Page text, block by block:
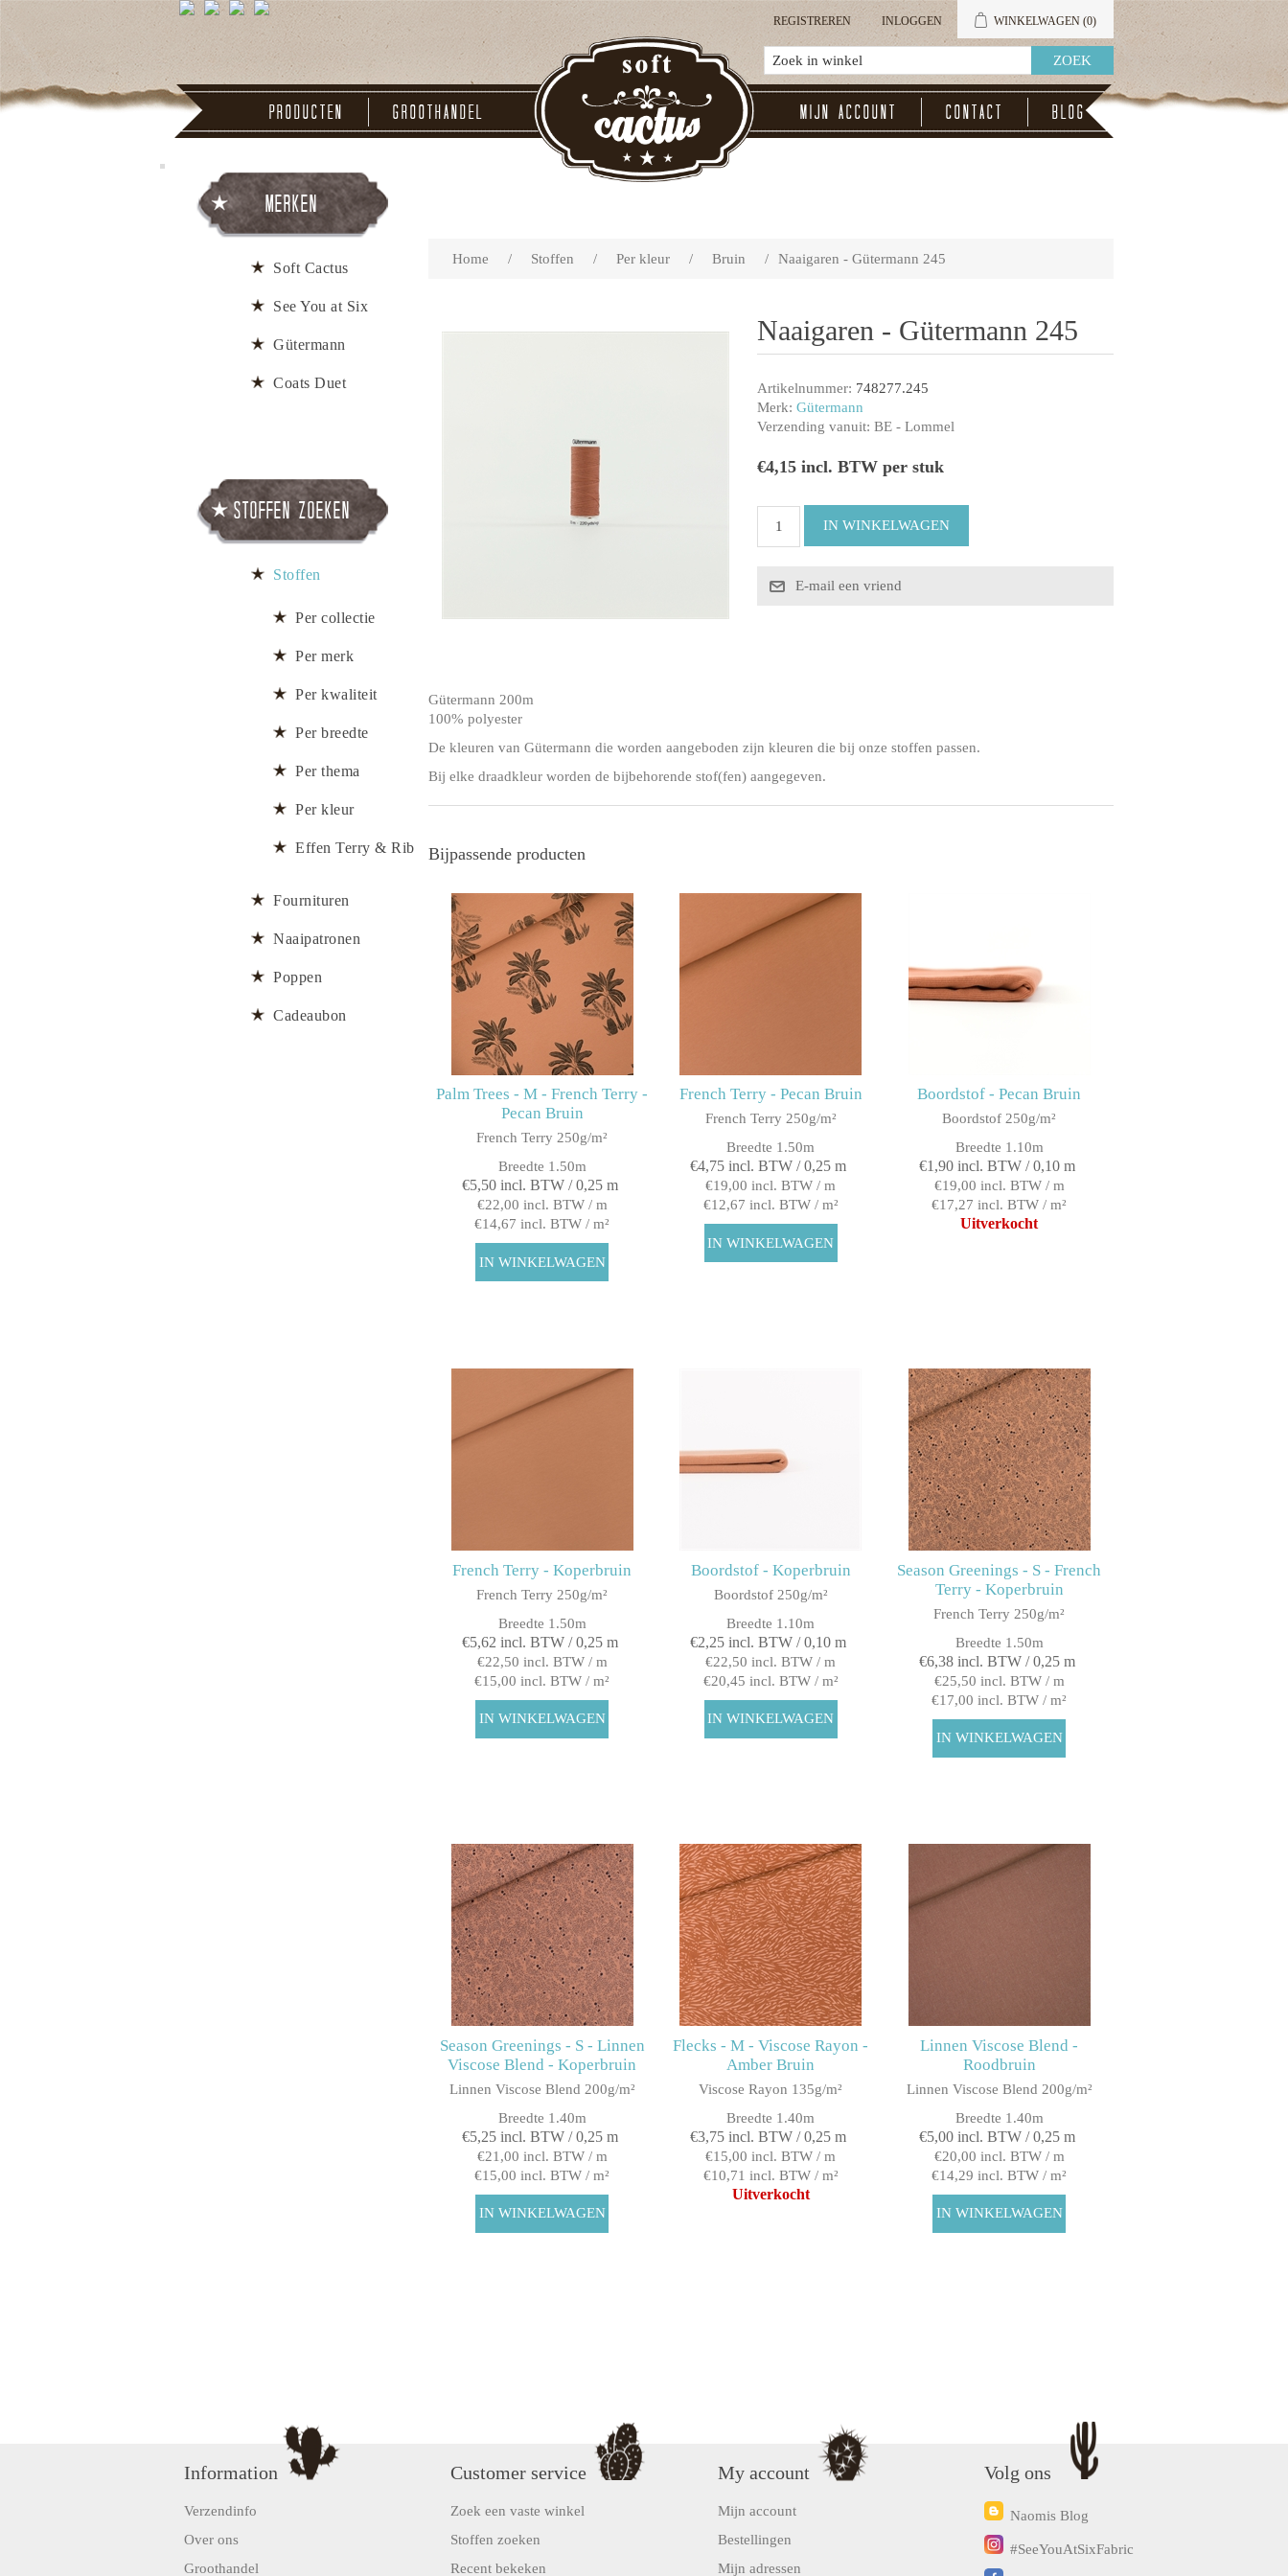
REGISTREREN INLOGGEN WINKELWAGEN (0)
Producten Groothandel Mijn account Contact Blog
Home / Stoffen / Per kleur / Bruin / Naaigaren - Gütermann 245
Naaigaren - Gütermann 245
Artikelnummer: 748277.245
Merk: Gütermann
Verzending vanuit: BE - Lommel
€4,15 incl. BTW per stuk
Gütermann 200m
100% polyester
De kleuren van Gütermann die worden aangeboden zijn kleuren die bij onze stoffen passen.
Bij elke draadkleur worden de bijbehorende stof(fen) aangegeven.
Bijpassende producten
Palm Trees - M - French Terry -
Pecan Bruin
French Terry 250g/m²
Breedte 1.50m
€5,50 incl. BTW / 0,25 m
€22,00 incl. BTW / m
€14,67 incl. BTW / m²
French Terry - Pecan Bruin
French Terry 250g/m²
Breedte 1.50m
€4,75 incl. BTW / 0,25 m
€19,00 incl. BTW / m
€12,67 incl. BTW / m²
Boordstof - Pecan Bruin
Boordstof 250g/m²
Breedte 1.10m
€1,90 incl. BTW / 0,10 m
€19,00 incl. BTW / m
€17,27 incl. BTW / m²
Uitverkocht
French Terry - Koperbruin
French Terry 250g/m²
Breedte 1.50m
€5,62 incl. BTW / 0,25 m
€22,50 incl. BTW / m
€15,00 incl. BTW / m²
Boordstof - Koperbruin
Boordstof 250g/m²
Breedte 1.10m
€2,25 incl. BTW / 0,10 m
€22,50 incl. BTW / m
€20,45 incl. BTW / m²
Season Greenings - S - French
Terry - Koperbruin
French Terry 250g/m²
Breedte 1.50m
€6,38 incl. BTW / 0,25 m
€25,50 incl. BTW / m
€17,00 incl. BTW / m²
Season Greenings - S - Linnen
Viscose Blend - Koperbruin
Linnen Viscose Blend 200g/m²
Breedte 1.40m
€5,25 incl. BTW / 0,25 m
€21,00 incl. BTW / m
€15,00 incl. BTW / m²
Flecks - M - Viscose Rayon -
Amber Bruin
Viscose Rayon 135g/m²
Breedte 1.40m
€3,75 incl. BTW / 0,25 m
€15,00 incl. BTW / m
€10,71 incl. BTW / m²
Uitverkocht
Linnen Viscose Blend -
Roodbruin
Linnen Viscose Blend 200g/m²
Breedte 1.40m
€5,00 incl. BTW / 0,25 m
€20,00 incl. BTW / m
€14,29 incl. BTW / m²
Merken
Soft Cactus
See You at Six
Gütermann
Coats Duet
Stoffen zoeken
Stoffen
Per collectie
Per merk
Per kwaliteit
Per breedte
Per thema
Per kleur
Effen Terry & Rib
Fournituren
Naaipatronen
Poppen
Cadeaubon
Information
Verzendinfo
Over ons
Groothandel
Customer service
Zoek een vaste winkel
Stoffen zoeken
Recent bekeken
My account
Mijn account
Bestellingen
Mijn adressen
Volg ons
Naomis Blog
#SeeYouAtSixFabric